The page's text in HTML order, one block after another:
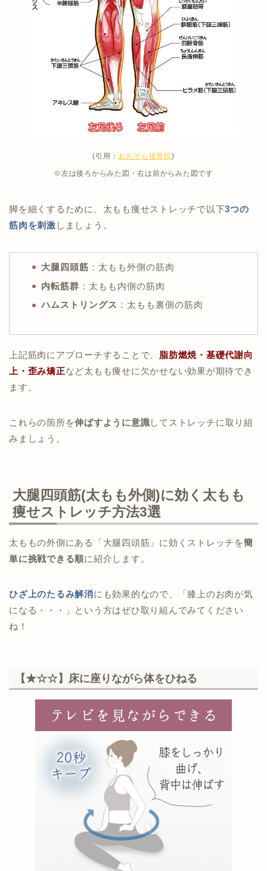
(引用：あおぞら接骨院)
※左は後ろからみた図・右は前からみた図です
脚を細くするために、太もも痩せストレッチで以下3つの
筋肉を刺激 しましょう。
大腿四頭筋 ：太もも外側の筋肉
内転筋群 ：太もも内側の筋肉
ハムストリングス ：太もも裏側の筋肉
上記筋肉にアプローチすることで、 脂肪燃焼・基礎代謝向
上・歪み矯正など太もも痩せに欠かせない効果が期待でき
ます。
これらの箇所を伸ばすように意識してストレッチに取り組
みましょう。
大腿四頭筋(太もも外側)に効く太もも
痩せストレッチ方法3選
太ももの外側にある「大腿四頭筋」に効くストレッチを簡
単に挑戦できる順に紹介します。
ひざ上のたるみ解消にも効果的なので、「膝上のお肉が気
になる・・・」という方はぜひ取り組んでみてください
ね！
【★☆☆】床に座りながら体をひねる